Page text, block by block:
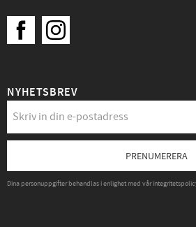
NYHETSBREV
PRENUMERERA
Dina personuppgifter behandlas i enlighet med vår